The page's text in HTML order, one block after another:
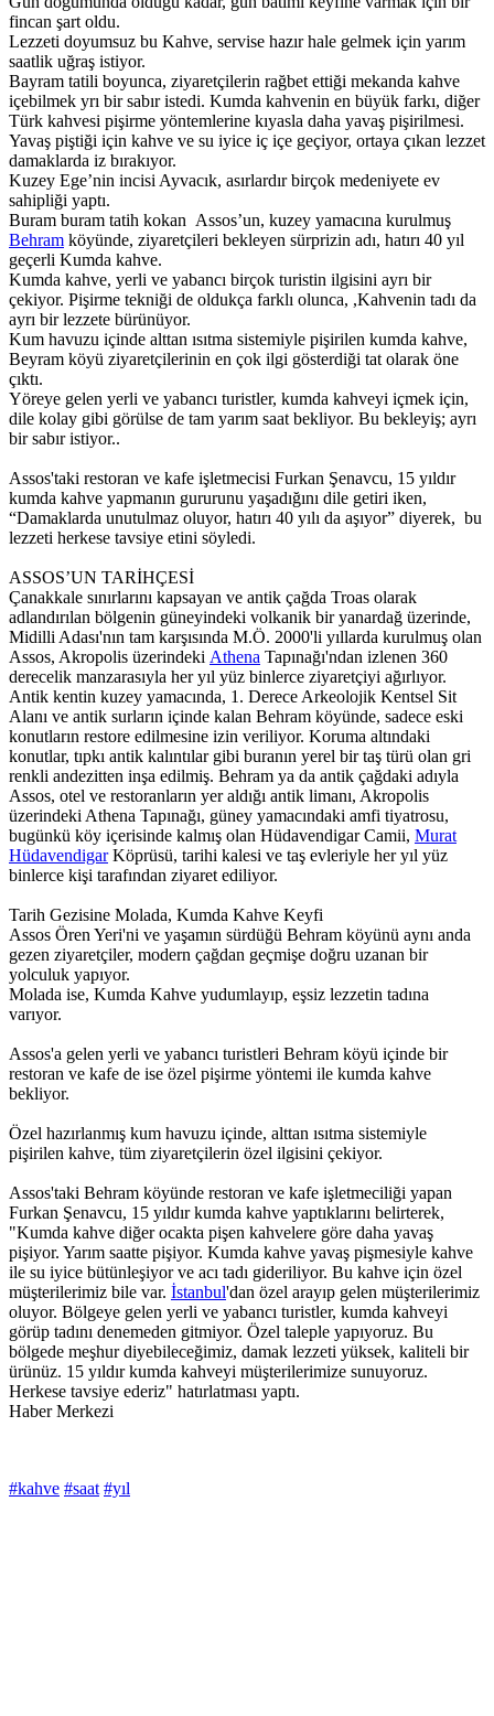
fincan şart oldu.
Lezzeti doyumsuz bu Kahve, servise hazır hale gelmek için yarım
saatlik uğraş istiyor.
Bayram tatili boyunca, ziyaretçilerin rağbet ettiği mekanda kahve
içebilmek yrı bir sabır istedi. Kumda kahvenin en büyük farkı, diğer
Türk kahvesi pişirme yöntemlerine kıyasla daha yavaş pişirilmesi.
Yavaş piştiği için kahve ve su iyice iç içe geçiyor, ortaya çıkan lezzet
damaklarda iz bırakıyor.
Kuzey Ege’nin incisi Ayvacık, asırlardır birçok medeniyete ev
sahipliği yaptı.
Buram buram tatih kokan Assos’un, kuzey yamacına kurulmuş
Behram köyünde, ziyaretçileri bekleyen sürprizin adı, hatırı 40 yıl
geçerli Kumda kahve.
Kumda kahve, yerli ve yabancı birçok turistin ilgisini ayrı bir
çekiyor. Pişirme tekniği de oldukça farklı olunca, ,Kahvenin tadı da
ayrı bir lezzete bürünüyor.
Kum havuzu içinde alttan ısıtma sistemiyle pişirilen kumda kahve,
Beyram köyü ziyaretçilerinin en çok ilgi gösterdiği tat olarak öne
çıktı.
Yöreye gelen yerli ve yabancı turistler, kumda kahveyi içmek için,
dile kolay gibi görülse de tam yarım saat bekliyor. Bu bekleyiş; ayrı
bir sabır istiyor..
Assos'taki restoran ve kafe işletmecisi Furkan Şenavcu, 15 yıldır
kumda kahve yapmanın gururunu yaşadığını dile getiri iken,
“Damaklarda unutulmaz oluyor, hatırı 40 yılı da aşıyor” diyerek, bu
lezzeti herkese tavsiye etini söyledi.
ASSOS’UN TARİHÇESİ
Çanakkale sınırlarını kapsayan ve antik çağda Troas olarak
adlandırılan bölgenin güneyindeki volkanik bir yanardağ üzerinde,
Midilli Adası'nın tam karşısında M.Ö. 2000'li yıllarda kurulmuş olan
Assos, Akropolis üzerindeki Athena Tapınağı'ndan izlenen 360
derecelik manzarasıyla her yıl yüz binlerce ziyaretçiyi ağırlıyor.
Antik kentin kuzey yamacında, 1. Derece Arkeolojik Kentsel Sit
Alanı ve antik surların içinde kalan Behram köyünde, sadece eski
konutların restore edilmesine izin veriliyor. Koruma altındaki
konutlar, tıpkı antik kalıntılar gibi buranın yerel bir taş türü olan gri
renkli andezitten inşa edilmiş. Behram ya da antik çağdaki adıyla
Assos, otel ve restoranların yer aldığı antik limanı, Akropolis
üzerindeki Athena Tapınağı, güney yamacındaki amfi tiyatrosu,
bugünkü köy içerisinde kalmış olan Hüdavendigar Camii, Murat
HüdavendigarKöprüsü, tarihi kalesi ve taş evleriyle her yıl yüz
binlerce kişi tarafından ziyaret ediliyor.
Tarih Gezisine Molada, Kumda Kahve Keyfi
Assos Ören Yeri'ni ve yaşamın sürdüğü Behram köyünü aynı anda
gezen ziyaretçiler, modern çağdan geçmişe doğru uzanan bir
yolculuk yapıyor.
Molada ise, Kumda Kahve yudumlayıp, eşsiz lezzetin tadına
varıyor.
Assos'a gelen yerli ve yabancı turistleri Behram köyü içinde bir
restoran ve kafe de ise özel pişirme yöntemi ile kumda kahve
bekliyor.
Özel hazırlanmış kum havuzu içinde, alttan ısıtma sistemiyle
pişirilen kahve, tüm ziyaretçilerin özel ilgisini çekiyor.
Assos'taki Behram köyünde restoran ve kafe işletmeciliği yapan
Furkan Şenavcu, 15 yıldır kumda kahve yaptıklarını belirterek,
"Kumda kahve diğer ocakta pişen kahvelere göre daha yavaş
pişiyor. Yarım saatte pişiyor. Kumda kahve yavaş pişmesiyle kahve
ile su iyice bütünleşiyor ve acı tadı gideriliyor. Bu kahve için özel
müşterilerimiz bile var. İstanbul'dan özel arayıp gelen müşterilerimiz
oluyor. Bölgeye gelen yerli ve yabancı turistler, kumda kahveyi
görüp tadını denemeden gitmiyor. Özel taleple yapıyoruz. Bu
bölgede meşhur diyebileceğimiz, damak lezzeti yüksek, kaliteli bir
ürünüz. 15 yıldır kumda kahveyi müşterilerimize sunuyoruz.
Herkese tavsiye ederiz" hatırlatması yaptı.
Haber Merkezi
#kahve #saat #yıl